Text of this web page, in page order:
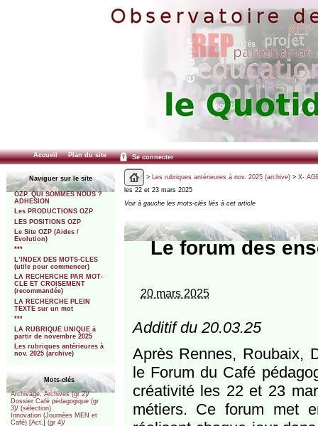
Accueil Plan du site Se connecter
Naviguer sur le site
OZP. QUI SOMMES NOUS ?
ADHESION
Les PRODUCTIONS OZP
LES POSITIONS OZP
Le Site OZP (Aides /
Evolution)
***
L’INDEX DES MOTS-CLES
(utile pour commencer)
LA RECHERCHE PAR MOT-
CLE ET CROISEMENT
(recommandée)
LA RECHERCHE PLEIN
TEXTE sur un mot
***
LA RUBRIQUE UNIQUE à
partir de novembre 2025
Les rubriques antérieures à
nov. 2025 (archive)
Mots-clés
Archivage, Archives (gr 2)/
Dossier Café pédagogique (gr
3)/ (sélection)
Innovation (Journées MEN et
Café) [Act.] (gr 4)/
> Les rubriques antérieures à nov. 2025 (archive)> X-
les 22 et 23 mars 2025
Voir à gauche les mots-clés liés à cet article
Le forum des
20 mars 2025
Additif du 20.03.25
Après Rennes, Roubaix,
le Forum du Café
créativité les 22 et 23
métiers. Ce forum met